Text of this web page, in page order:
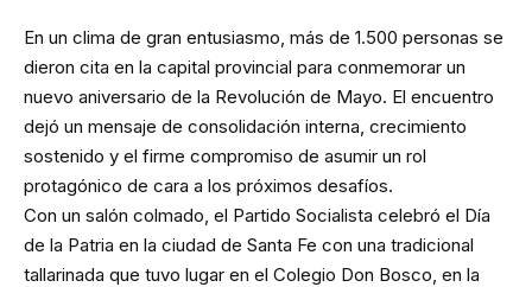
En un clima de gran entusiasmo, más de 1.500 personas se
dieron cita en la capital provincial para conmemorar un
nuevo aniversario de la Revolución de Mayo. El encuentro
dejó un mensaje de consolidación interna, crecimiento
sostenido y el firme compromiso de asumir un rol
protagónico de cara a los próximos desafíos.
Con un salón colmado, el Partido Socialista celebró el Día
de la Patria en la ciudad de Santa Fe con una tradicional
tallarinada que tuvo lugar en el Colegio Don Bosco, en la